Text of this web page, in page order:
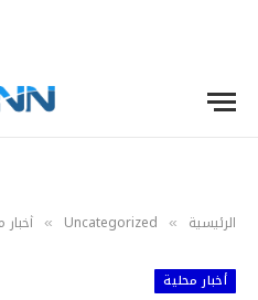
الرئيسية »
Uncategorized
» أخبار
أخبار محلية